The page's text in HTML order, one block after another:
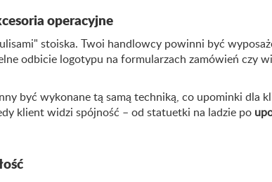
operacyjne
stoiska. Twoi handlowcy powinni być
odbicie logotypu na formularzach zamówień czy
być wykonane tą samą techniką, co upominki dla
klient widzi spójność – od statuetki na ladzie po